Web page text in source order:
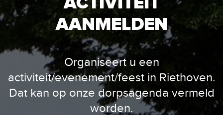
AANMELDEN
Organiseert u een
activiteit/evenement/feest in Riethoven.
Dat kan op onze dorpsagenda vermeld
worden.